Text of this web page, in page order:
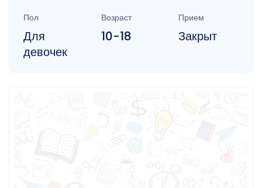
Пол
Для
девочек
Возраст
10-18
Прием
Закрыт